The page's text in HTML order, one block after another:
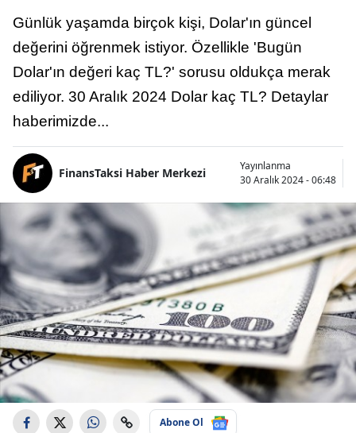
Günlük yaşamda birçok kişi, Dolar'ın güncel
değerini öğrenmek istiyor. Özellikle 'Bugün
Dolar'ın değeri kaç TL?' sorusu oldukça merak
ediliyor. 30 Aralık 2024 Dolar kaç TL? Detaylar
haberimizde...
FinansTaksi Haber Merkezi
Yayınlanma
30 Aralık 2024 - 06:48
Abone Ol